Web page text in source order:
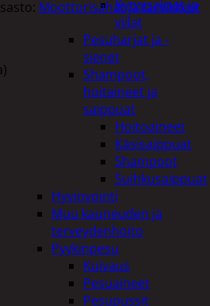
Kynsisakset ja
viilat
Pesuharjat ja -
sienet
Shampoot,
hoitaineet ja
saippuat
Hoitoaineet
Käsisaippuat
Shampoot
Suihkusaippuat
Hyvinvointi
Muu kauneuden ja
terveydenhoito
Pyykinpesu
Kuivaus
Pesuaineet
Pesupussit
Moottorisahat ja tarvikkeet